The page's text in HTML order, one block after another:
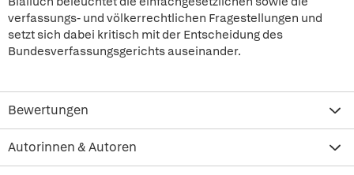
verfassungs- und völkerrechtlichen Fragestellungen und
setzt sich dabei kritisch mit der Entscheidung des
Bundesverfassungsgerichts auseinander.
Bewertungen
Autorinnen & Autoren